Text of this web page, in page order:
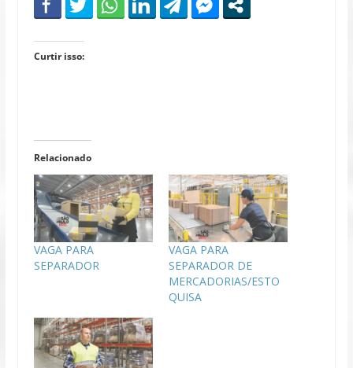
Curtir isso:
Relacionado
VAGA PARA
SEPARADOR
VAGA PARA
SEPARADOR DE
MERCADORIAS/ESTO
QUISA